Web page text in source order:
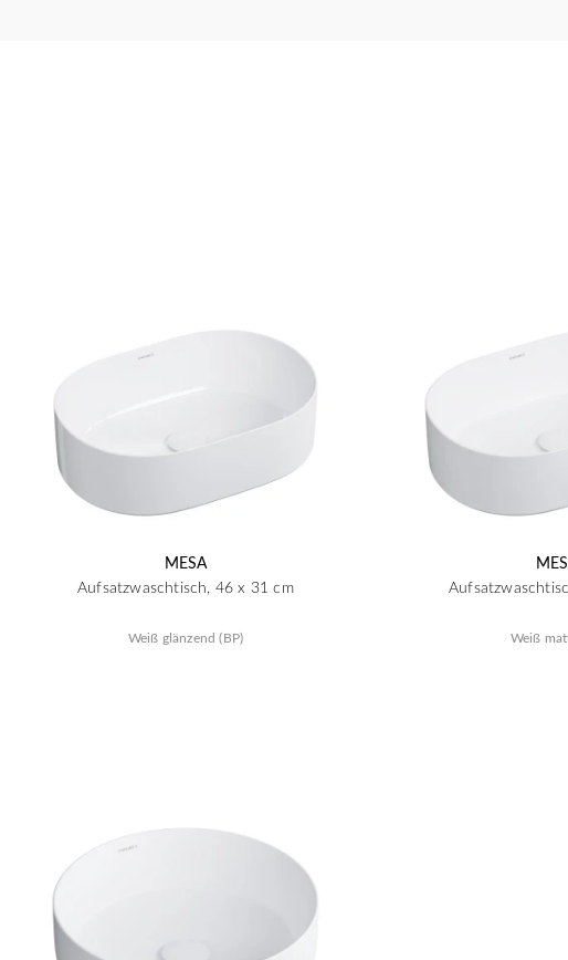
MESA
Aufsatzwaschtisch, 46 x 31 cm
Weiß glänzend (BP) Weiß